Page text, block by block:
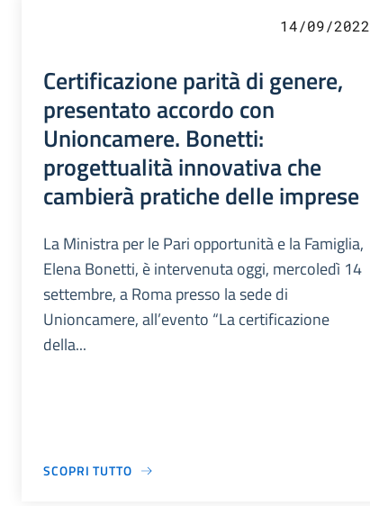
14/09/2022
Certificazione parità di genere,
presentato accordo con
Unioncamere. Bonetti:
progettualità innovativa che
cambierà pratiche delle imprese
La Ministra per le Pari opportunità e la Famiglia,
Elena Bonetti, è intervenuta oggi, mercoledì 14
settembre, a Roma presso la sede di
Unioncamere, all’evento “La certificazione
della...
SCOPRI TUTTO